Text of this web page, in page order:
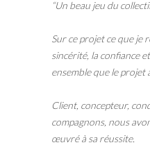
“Un beau jeu du
Sur ce projet ce que je
sincérité, la confiance
ensemble que le projet
Client, concepteur,
compagnons, nous
œuvré à sa réussite.